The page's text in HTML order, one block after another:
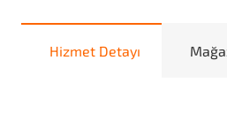
Hizmet Detayı